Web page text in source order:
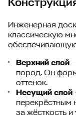
Инженерная
классическую
обеспечивающую
Верхний слой
пород. Он
оттенок.
Несущий слой
перекрёстным
за жёсткость